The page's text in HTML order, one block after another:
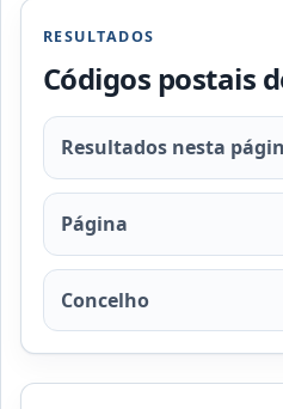
RESULTADOS
Códigos postais
Resultados nesta
Página
Concelho